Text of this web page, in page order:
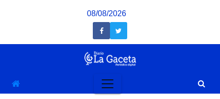
08/08/2026